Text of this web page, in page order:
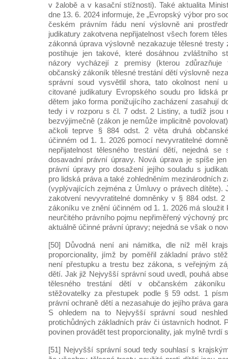
v žalobě a v kasační stížnosti). Také aktualita
dne 13. 6. 2024 informuje, že „Evropský výbor pro
českém právním řádu není výslovně ani
judikatury zakotvena nepřijatelnost všech forem
zákonná úprava výslovně nezakazuje tělesné
postihuje jen takové, které dosáhnou zvláštního
názory vycházejí z premisy (kterou zdůrazňuje
občanský zákoník tělesné trestání dětí výslovně
správní soud vysvětlil shora, tato okolnost není
citované judikatury Evropského soudu pro lidská
dětem jako forma ponižujícího zacházení zasahují
tedy i v rozporu s čl. 7 odst. 2 Listiny, a tudíž jsou
bezvýjimečně (zákon je nemůže implicitně
ačkoli teprve § 884 odst. 2 věta druhá
účinném od 1. 1. 2026 pomocí nevyvratitelné
nepřijatelnost tělesného trestání dětí, nejedná
dosavadní právní úpravy. Nová úprava je spíše
právní úpravy pro dosažení jejího souladu s
pro lidská práva a také zohledněním mezinárodních
(vyplývajících zejména z Úmluvy o právech dítěte).
zakotvení nevyvratitelné domněnky v § 884 odst. 2
zákoníku ve znění účinném od 1. 1. 2026 má sloužit
neurčitého právního pojmu nepřiměřený výchovný
aktuálně účinné právní úpravy; nejedná se však o
[50] Důvodná není ani námitka, dle níž měl
proporcionality, jímž by poměřil základní právo
není přestupku a trestu bez zákona, s veřejným
dětí. Jak již Nejvyšší správní soud uvedl, pouhá
tělesného trestání dětí v občanském zákoníku
stěžovatelky za přestupek podle § 59 odst. 1
právní ochraně dětí a nezasahuje do jejího práva
S ohledem na to Nejvyšší správní soud
protichůdných základních práv či ústavních hodnot.
povinen provádět test proporcionality, jak mylně tvrdí
[51] Nejvyšší správní soud tedy souhlasí s